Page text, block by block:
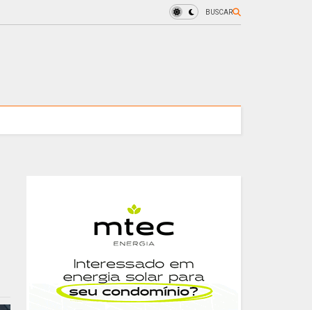
BUSCAR